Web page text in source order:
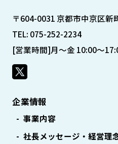
〒604-0031 京都市中京区新
TEL: 075-252-2234
[営業時間]月～金 10:00～
企業情報
事業内容
社長メッセージ・経営理